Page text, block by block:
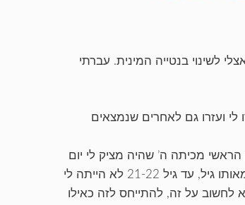
לשינוי בנטייה המינית. עברתי
לי ועזרו גם לאחרים שנמצאים
הראשי מכיתה ה’ שהיה מציק לי יום
יום באוטובוס, בדרך לבית הספר. קמתי בתמיהה, ואני זוכר את החלום הזה עד היום. מאותו גיל, עד גיל 21-22 לא הייתה לי
לחשוב על זה, להתייחס לזה כאילו